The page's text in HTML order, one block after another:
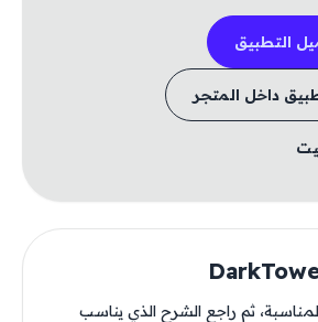
التطبيق
داخل المتجر
المناسبة، ثم راجع الشرح الذي يناسب